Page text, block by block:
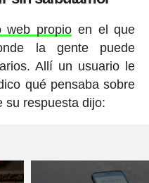
web propio en el que
la gente puede
Allí un usuario le
qué pensaba sobre
su respuesta dijo: